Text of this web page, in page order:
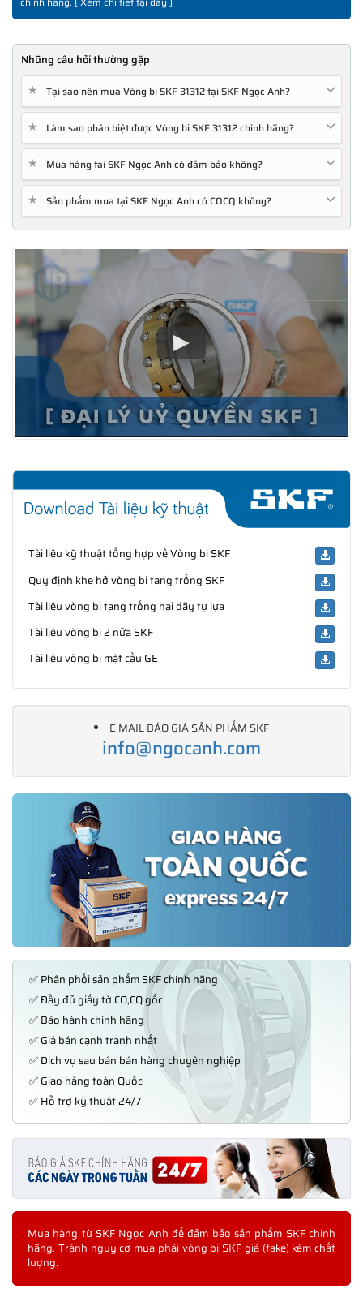
Những câu hỏi thường gặp
★ Tại sao nên mua Vòng bi SKF 31312 tại SKF Ngọc Anh?
★ Làm sao phân biệt được Vòng bi SKF 31312 chính hãng?
★ Mua hàng tại SKF Ngọc Anh có đảm bảo không?
★ Sản phẩm mua tại SKF Ngọc Anh có COCQ không?
Tài liệu kỹ thuật tổng hợp về Vòng bi SKF
Quy định khe hở vòng bi tang trống SKF
Tài liệu vòng bi tang trống hai dãy tự lựa
Tài liệu vòng bi 2 nửa SKF
Tài liệu vòng bi mặt cầu GE
E MAIL BÁO GIÁ SẢN PHẨM SKF
info@ngocanh.com
✅ Phân phối sản phẩm SKF chính hãng
✅ Đầy đủ giấy tờ CO,CQ gốc
✅ Bảo hành chính hãng
✅ Giá bán cạnh tranh nhất
✅ Dịch vụ sau bán bán hàng chuyên nghiệp
✅ Giao hàng toàn Quốc
✅ Hỗ trợ kỹ thuật 24/7
Mua hàng từ SKF Ngọc Anh để đảm bảo sản phẩm SKF chính
hãng. Tránh nguy cơ mua phải vòng bi SKF giả (fake) kém chất
lượng.